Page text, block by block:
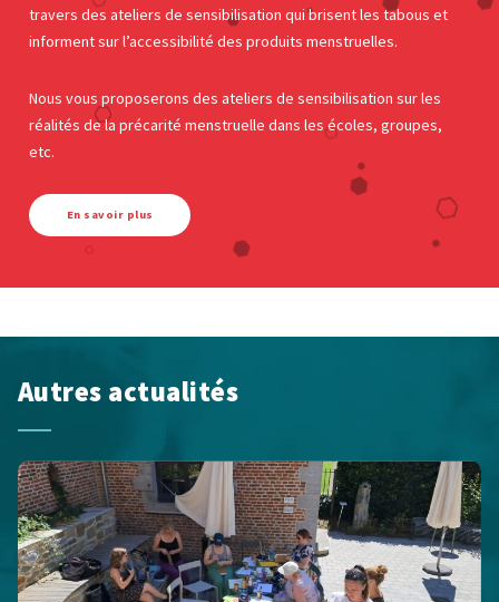
travers des ateliers de sensibilisation qui brisent les tabous et
informent sur l’accessibilité des produits menstruelles.
Nous vous proposerons des ateliers de sensibilisation sur les
réalités de la précarité menstruelle dans les écoles, groupes,
etc.
En savoir plus
Autres actualités